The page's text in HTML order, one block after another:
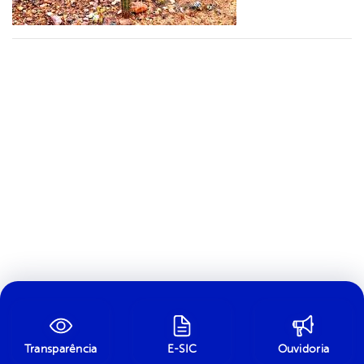
Transparência E-SIC Ouvidoria